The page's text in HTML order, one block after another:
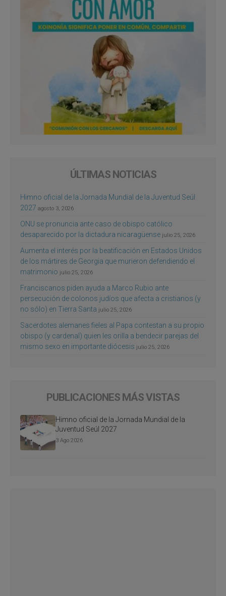
ÚLTIMAS NOTICIAS
Himno oficial de la Jornada Mundial de la Juventud Seúl
2027 agosto 3, 2026
ONU se pronuncia ante caso de obispo católico
desaparecido por la dictadura nicaragüense julio 25, 2026
Aumenta el interés por la beatificación en Estados Unidos
de los mártires de Georgia que murieron defendiendo el
matrimonio julio 25, 2026
Franciscanos piden ayuda a Marco Rubio ante
persecución de colonos judíos que afecta a cristianos (y
no sólo) en Tierra Santa julio 25, 2026
Sacerdotes alemanes fieles al Papa contestan a su propio
obispo (y cardenal) quien les orilla a bendecir parejas del
mismo sexo en importante diócesis julio 25, 2026
PUBLICACIONES MÁS VISTAS
Himno oficial de la Jornada Mundial de la
Juventud Seúl 2027
3 Ago 2026